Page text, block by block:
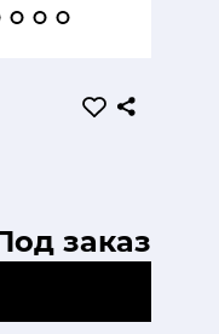
заказ